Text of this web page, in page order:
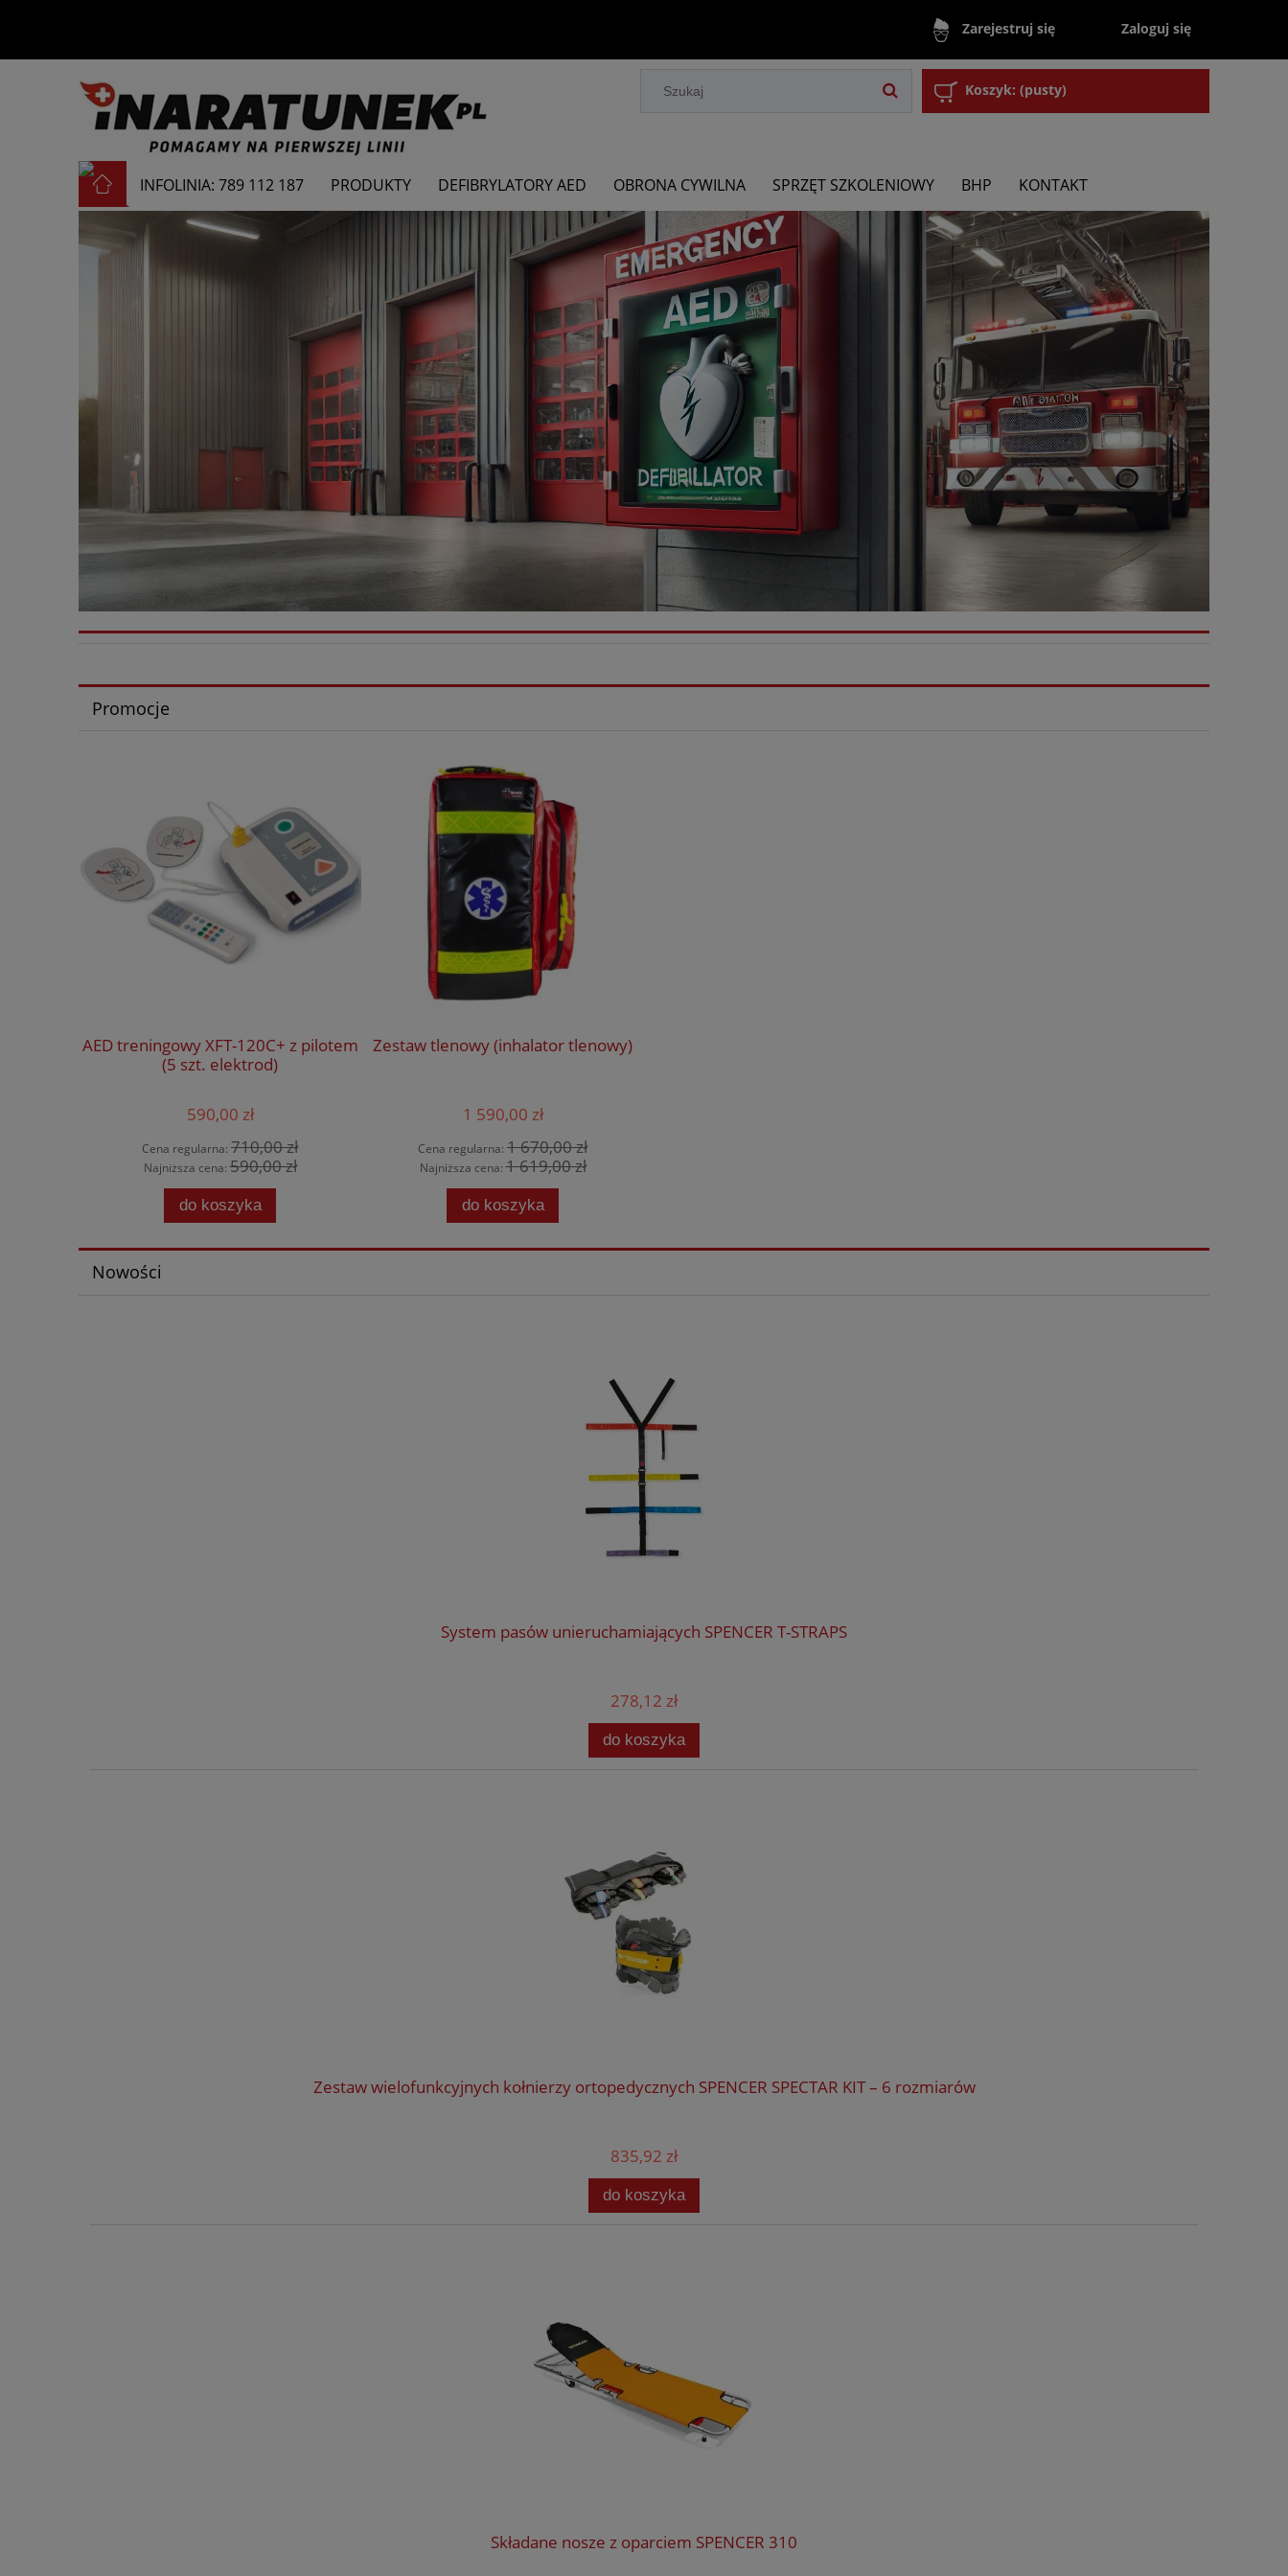
Zarejestruj się Zaloguj się
Koszyk: (pusty)
INFOLINIA: 789 112 187 PRODUKTY DEFIBRYLATORY AED OBRONA CYWILNA SPRZĘT SZKOLENIOWY BHP KONTAKT
Promocje
AED treningowy XFT-120C+ z pilotem
(5 szt. elektrod)
590,00 zł
Cena regularna: 710,00 zł
Najniższa cena:590,00 zł
do koszyka
Zestaw tlenowy (inhalator tlenowy)
1 590,00 zł
Cena regularna: 1 670,00 zł
Najniższa cena:1 619,00 zł
do koszyka
Nowości
System pasów unieruchamiających SPENCER T-STRAPS
278,12 zł
do koszyka
Zestaw wielofunkcyjnych kołnierzy ortopedycznych SPENCER SPECTAR KIT – 6 rozmiarów
835,92 zł
do koszyka
Składane nosze z oparciem SPENCER 310